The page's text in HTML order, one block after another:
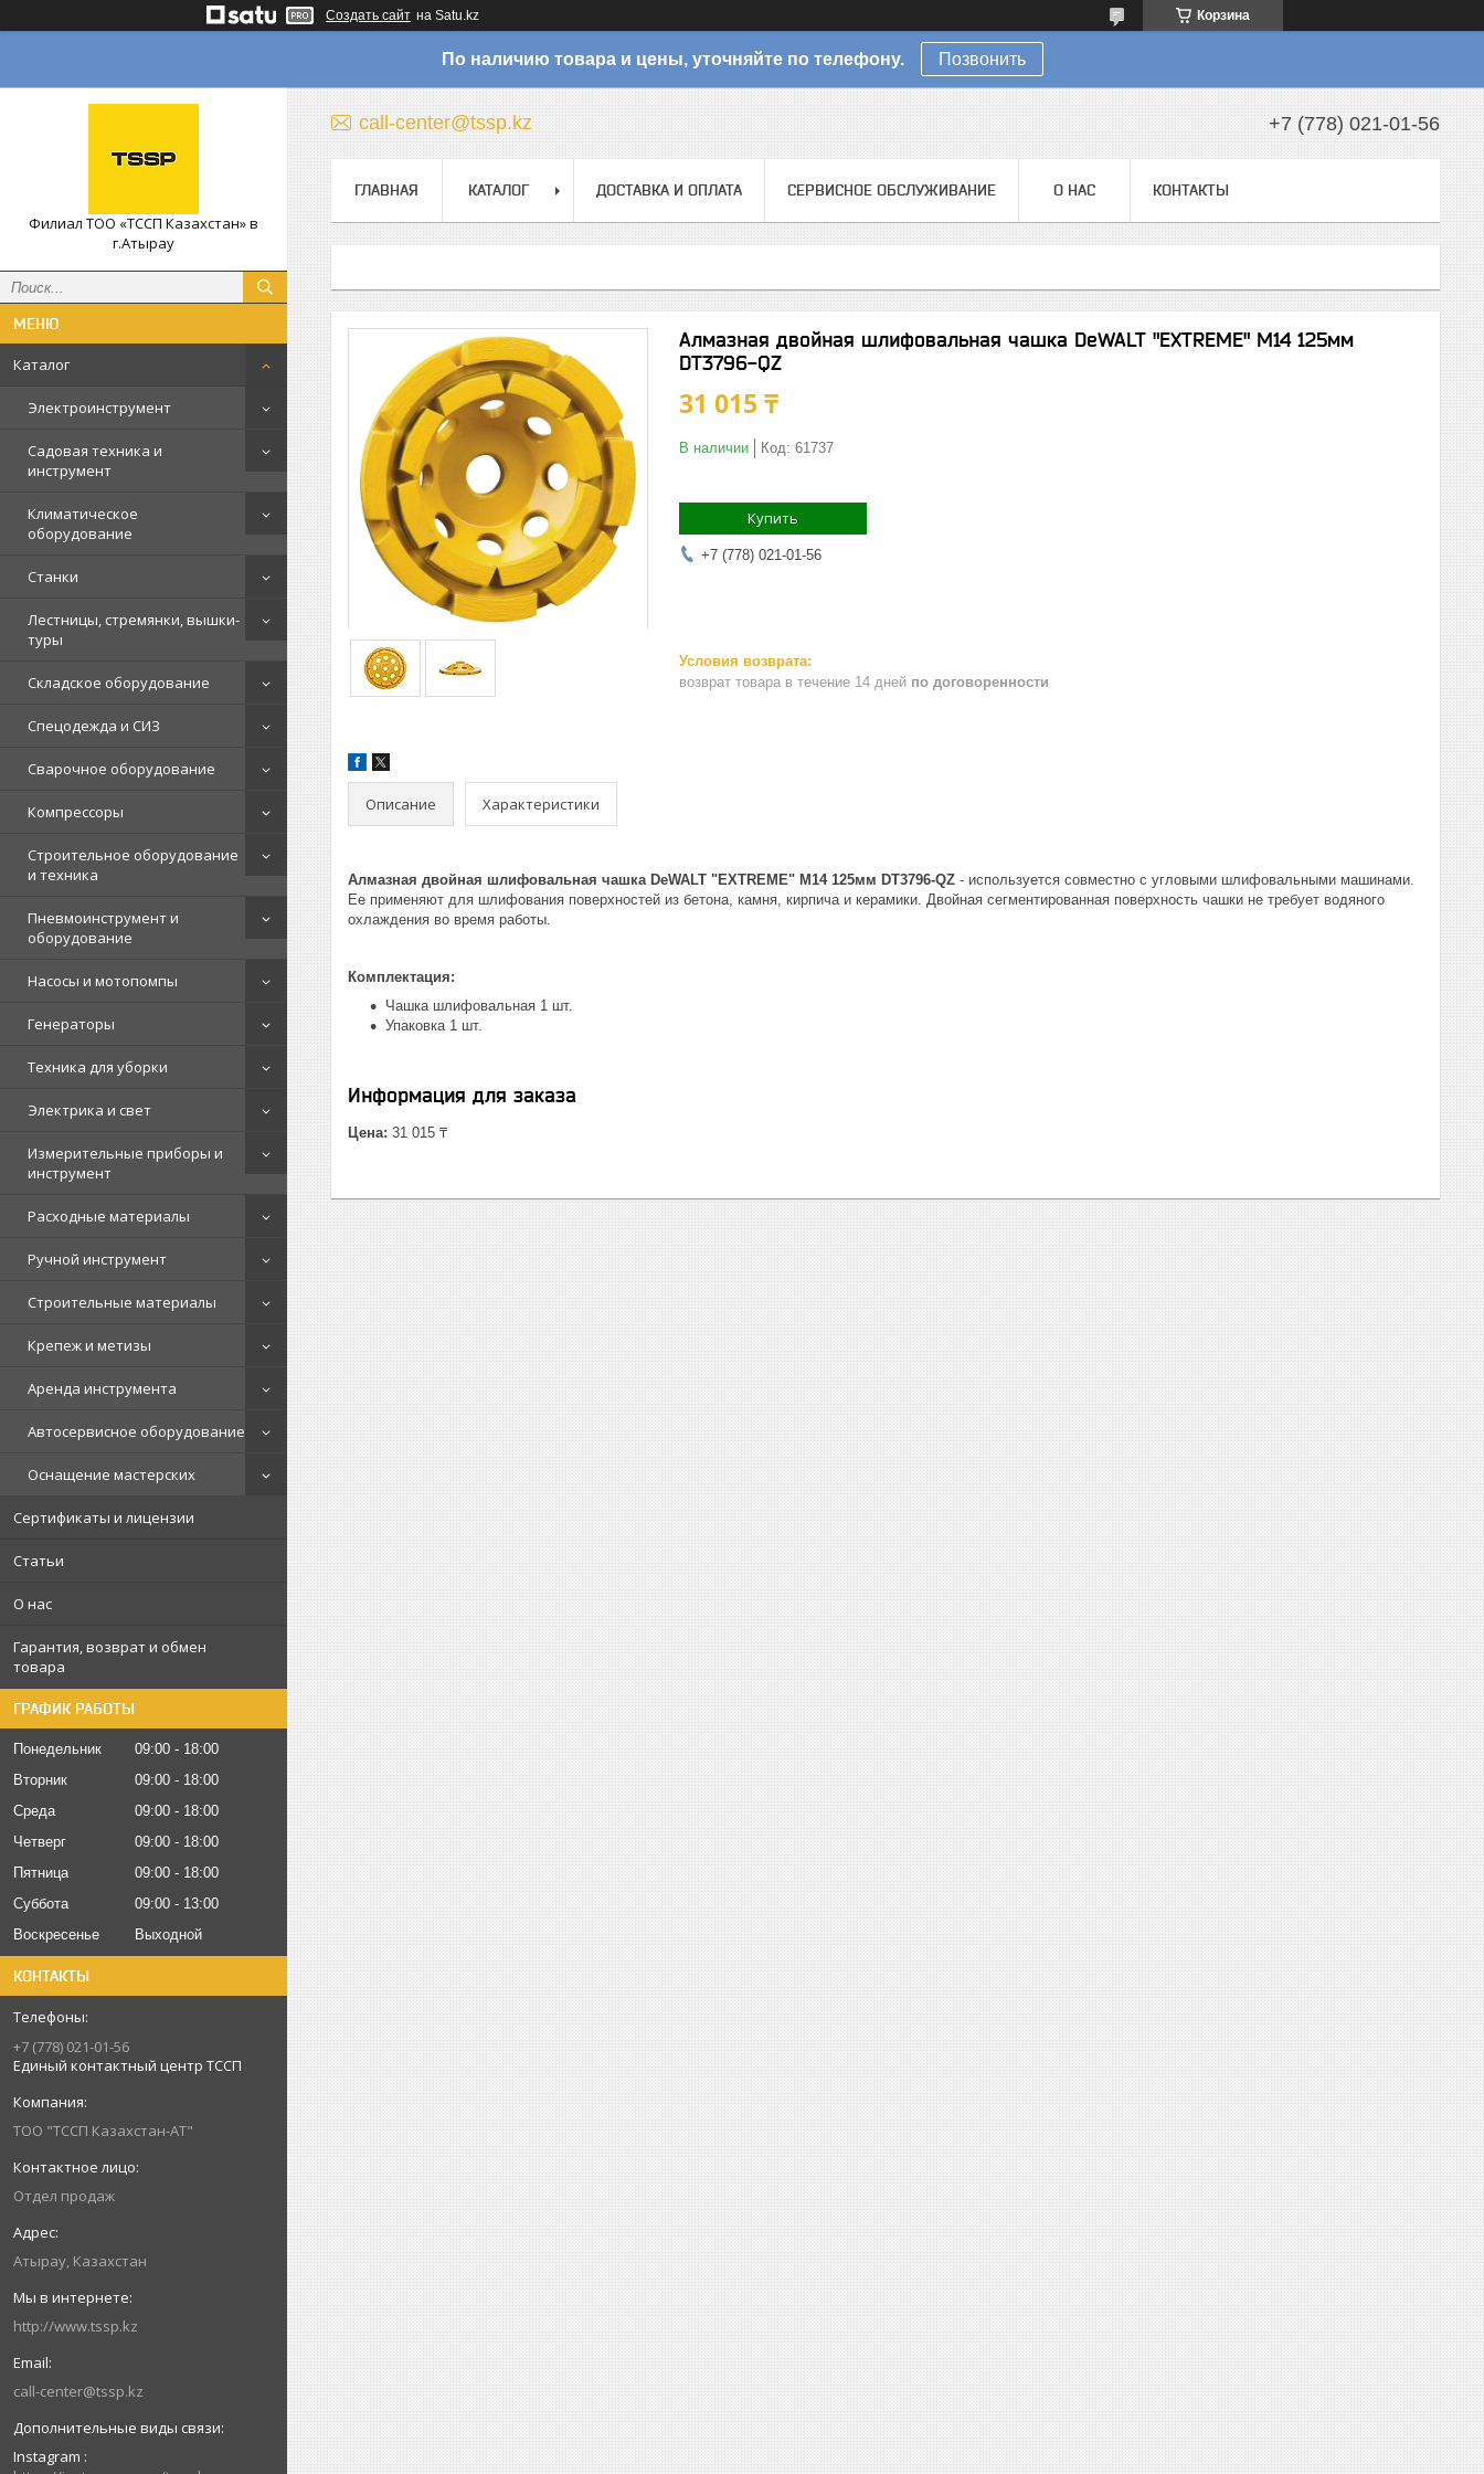
Создать сайт на Satu.kz Корзина
По наличию товара и цены, уточняйте по телефону. Позвонить
Филиал ТОО «ТССП Казахстан» в
г.Атырау
Каталог
Электроинструмент
Садовая техника и
инструмент
Климатическое
оборудование
Станки
Лестницы, стремянки, вышки-
туры
Складское оборудование
Спецодежда и СИЗ
Сварочное оборудование
Компрессоры
Строительное оборудование
и техника
Пневмоинструмент и
оборудование
Насосы и мотопомпы
Генераторы
Техника для уборки
Электрика и свет
Измерительные приборы и
инструмент
Расходные материалы
Ручной инструмент
Строительные материалы
Крепеж и метизы
Аренда инструмента
Автосервисное оборудование
Оснащение мастерских
Сертификаты и лицензии
Статьи
О нас
Гарантия, возврат и обмен
товара
ГРАФИК РАБОТЫ
Понедельник 09:00
18:00
Вторник
09:00
18:00
Среда
09:00
18:00
Четверг
09:00
18:00
Пятница
09:00
18:00
Суббота
09:00
13:00
Воскресенье
Выходной
КОНТАКТЫ
+7 (778) 021-01-56
Единый контактный центр ТССП
ТОО "ТССП Казахстан-АТ"
Отдел продаж
Атырау, Казахстан
http://www.tssp.kz
call-center@tssp.kz
Instagram
call-center@tssp.kz +7 (778) 021-01-56
ГЛАВНАЯ КАТАЛОГ ДОСТАВКА И ОПЛАТА СЕРВИСНОЕ ОБСЛУЖИВАНИЕ О НАС КОНТАКТЫ
Алмазная двойная шлифовальная чашка DeWALT "EXTREME" М14 125мм
DT3796-QZ
31 015 ₸
В наличии Код: 61737
Купить
+7 (778) 021-01-56
возврат товара в течение 14 дней по договоренности
Описание Характеристики
Алмазная двойная шлифовальная чашка DeWALT "EXTREME" М14 125мм DT3796-QZ - используется совместно с угловыми шлифовальными машинами.
Ее применяют для шлифования поверхностей из бетона, камня, кирпича и керамики. Двойная сегментированная поверхность чашки не требует водяного
охлаждения во время работы.
Комплектация:
Чашка шлифовальная 1 шт.
Упаковка 1 шт.
Информация для заказа
Цена: 31 015 ₸